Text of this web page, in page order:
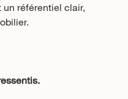
un référentiel clair,